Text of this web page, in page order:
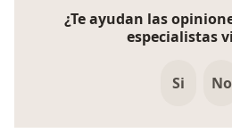
¿Te ayudan las
especialistas
Si No